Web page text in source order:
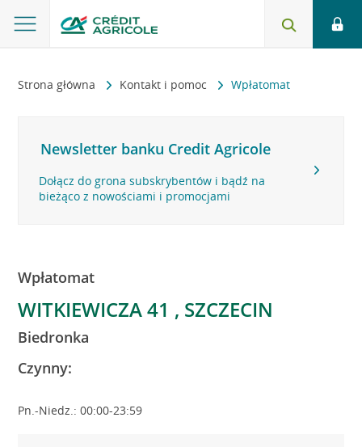
Strona główna Kontakt i pomoc Wpłatomat
Newsletter banku Credit Agricole
Dołącz do grona subskrybentów i bądź na
bieżąco z nowościami i promocjami
Wpłatomat
WITKIEWICZA 41 , SZCZECIN
Biedronka
Czynny:
Pn.-Niedz.: 00:00-23:59